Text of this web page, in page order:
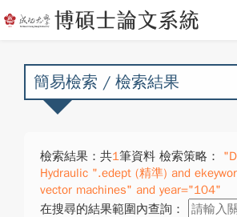
簡易檢索 / 檢索結果
檢索結果：共1筆資料 檢索策略：
Hydraulic ".edept (精準) and
vector machines" and year="104"
在搜尋的結果範圍內查詢：